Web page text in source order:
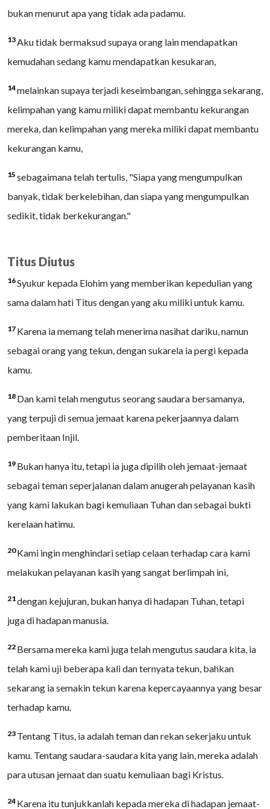
bukan menurut apa yang tidak ada padamu.
13Aku tidak bermaksud supaya orang lain mendapatkan
kemudahan sedang kamu mendapatkan kesukaran,
14melainkan supaya terjadi keseimbangan, sehingga sekarang,
kelimpahan yang kamu miliki dapat membantu kekurangan
mereka, dan kelimpahan yang mereka miliki dapat membantu
kekurangan kamu,
15 sebagaimana telah tertulis, "Siapa yang mengumpulkan
banyak, tidak berkelebihan, dan siapa yang mengumpulkan
sedikit, tidak berkekurangan."
Titus Diutus
16Syukur kepada Elohim yang memberikan kepedulian yang
sama dalam hati Titus dengan yang aku miliki untuk kamu.
17 Karena ia memang telah menerima nasihat dariku, namun
sebagai orang yang tekun, dengan sukarela ia pergi kepada
kamu.
18 Dan kami telah mengutus seorang saudara bersamanya,
yang terpuji di semua jemaat karena pekerjaannya dalam
pemberitaan Injil.
19 Bukan hanya itu, tetapi ia juga dipilih oleh jemaat-jemaat
sebagai teman seperjalanan dalam anugerah pelayanan kasih
yang kami lakukan bagi kemuliaan Tuhan dan sebagai bukti
kerelaan hatimu.
20Kami ingin menghindari setiap celaan terhadap cara kami
melakukan pelayanan kasih yang sangat berlimpah ini,
21dengan kejujuran, bukan hanya di hadapan Tuhan, tetapi
juga di hadapan manusia.
22 Bersama mereka kami juga telah mengutus saudara kita, ia
telah kami uji beberapa kali dan ternyata tekun, bahkan
sekarang ia semakin tekun karena kepercayaannya yang besar
terhadap kamu.
23 Tentang Titus, ia adalah teman dan rekan sekerjaku untuk
kamu. Tentang saudara-saudara kita yang lain, mereka adalah
para utusan jemaat dan suatu kemuliaan bagi Kristus.
24 Karena itu tunjukkanlah kepada mereka di hadapan jemaat-